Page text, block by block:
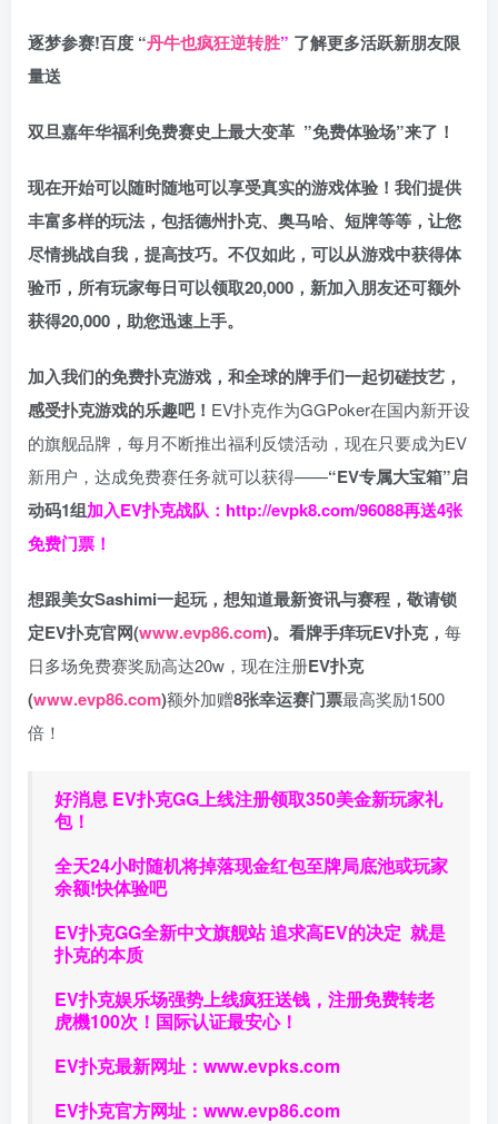
逐梦参赛!百度 “丹牛也疯狂逆转胜” 了解更多活跃新朋友限
量送
双旦嘉年华福利免费赛史上最大变革 ”免费体验场”来了！
现在开始可以随时随地可以享受真实的游戏体验！我们提供
丰富多样的玩法，包括德州扑克、奥马哈、短牌等等，让您
尽情挑战自我，提高技巧。不仅如此， 可以从游戏中获得体
验币，所有玩家每日可以领取20,000，新加入朋友还可额外
获得20,000，助您迅速上手。
加入我们的免费扑克游戏，和全球的牌手们一起切磋技艺，
感受扑克游戏的乐趣吧！ EV扑克作为GGPoker在国内新开设
的旗舰品牌，每月不断推出福利反馈活动，现在只要成为EV
新用户，达成免费赛任务就可以获得——“EV专属大宝箱”启
动码1组加入EV扑克战队： http://evpk8.com/96088再送4张
免费门票！
想跟美女Sashimi一起玩， 想知道最新资讯与赛程， 敬请锁
定EV扑克官网(www.evp86.com)。 看牌手痒玩EV扑克， 每
日多场免费赛奖励高达20w，现在注册EV扑克
(www.evp86.com)额外加赠8张幸运赛门票最高奖励1500
倍！
好消息 EV扑克GG上线注册领取350美金新玩家礼
包！
全天24小时随机将掉落现金红包至牌局底池或玩家
余额!快体验吧
EV扑克GG全新中文旗舰站追求高EV的决定 就是
扑克的本质
EV扑克娱乐场强势上线疯狂送钱，注册免费转老
虎機100次！国际认证最安心！
EV扑克最新网址： www.evpks.com
EV扑克官方网址： www.evp86.com